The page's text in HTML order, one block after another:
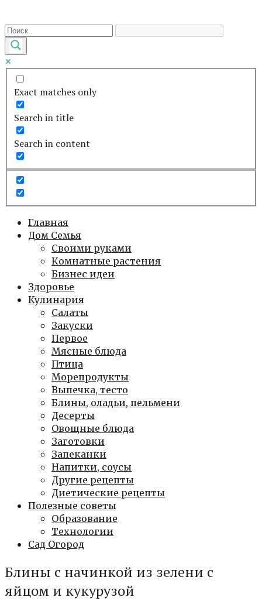
к
контенту
Exact matches only
Search in title
Search in content
Главная
Дом Семья
Своими руками
Комнатные растения
Бизнес идеи
Здоровье
Кулинария
Салаты
Закуски
Первое
Мясные блюда
Птица
Морепродукты
Выпечка, тесто
Блины, оладьи, пельмени
Десерты
Овощные блюда
Заготовки
Запеканки
Напитки, соусы
Другие рецепты
Диетические рецепты
Полезные советы
Образование
Технологии
Сад Огород
Блины с начинкой из зелени с
яйцом и кукурузой